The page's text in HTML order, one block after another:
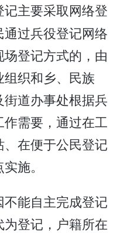
主要采取网络登
过兵役登记网络
登记方式的，由
织和乡、民族
道办事处根据兵
需要，通过在工
在便于公民登记
施。
能自主完成登记
登记，户籍所在